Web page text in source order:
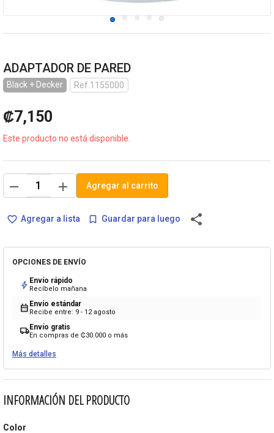
ADAPTADOR DE PARED
Black + Decker Ref.1155000
₡7,150
Este producto no está disponible.
remove add Agregar al carrito
favorite_border Agregar a lista bookmark_border Guardar para luego share
OPCIONES DE ENVÍO
bolt Envío rápido
Recíbelo mañana
calendar_month Envío estándar
Recibe entre: 9 - 12 agosto
local_shippingEnvío gratis
En compras de ₡30.000 o más
Más detalles
INFORMACIÓN DEL PRODUCTO
Color